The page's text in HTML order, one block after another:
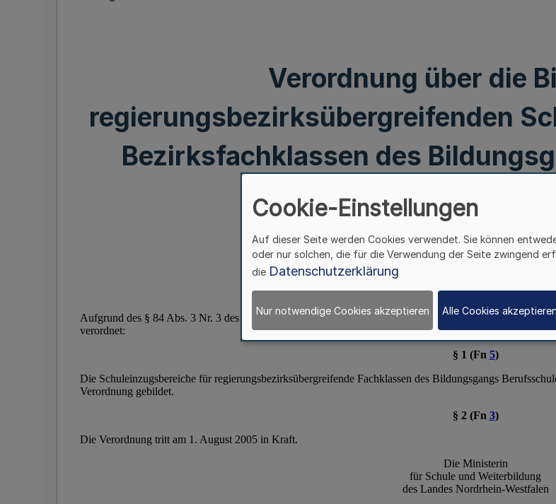
Verordnung über die
regierungsbezirksübergreifenden
Bezirksfachklassen des
Berufskollegs
Cookie-Einstellungen
Auf dieser Seite werden Cookies verwendet. Sie können
oder nur solchen, die für die Verwendung der Seite zwingend
die Datenschutzerklärung
Nur notwendige Cookies akzeptieren Alle Cookies akzeptieren